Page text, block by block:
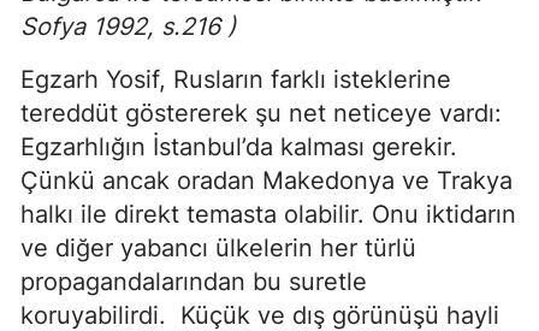
Sofya 1992, s.216 )
Egzarh Yosif, Rusların farklı isteklerine
tereddüt göstererek şu net neticeye vardı:
Egzarhlığın İstanbul’da kalması gerekir.
Çünkü ancak oradan Makedonya ve Trakya
halkı ile direkt temasta olabilir. Onu iktidarın
ve diğer yabancı ülkelerin her türlü
propagandalarından bu suretle
koruyabilirdi. Küçük ve dış görünüşü hayli